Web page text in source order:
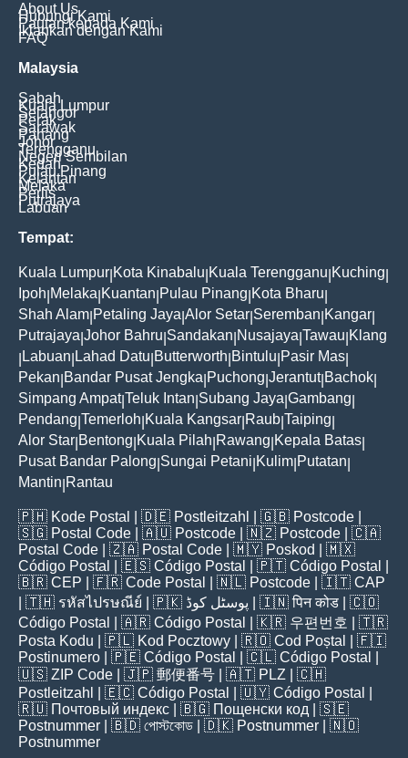
About Us
Hubungi Kami
Pautan kepada Kami
Iklankan dengan Kami
FAQ
Malaysia
Sabah
Kuala Lumpur
Selangor
Perak
Sarawak
Pahang
Johor
Terengganu
Negeri Sembilan
Kedah
Pulau Pinang
Kelantan
Melaka
Perlis
Putrajaya
Labuan
Tempat:
Kuala Lumpur Kota Kinabalu Kuala Terengganu Kuching
Ipoh Melaka Kuantan Pulau Pinang Kota Bharu
Shah Alam Petaling Jaya Alor Setar Seremban Kangar
Putrajaya Johor Bahru Sandakan Nusajaya Tawau Klang
Labuan Lahad Datu Butterworth Bintulu Pasir Mas
Pekan Bandar Pusat Jengka Puchong Jerantut| Bachok
Simpang Ampat|Teluk Intan Subang Jaya Gambang
Pendang Temerloh Kuala Kangsar Raub Taiping
Alor Star Bentong Kuala Pilah Rawang Kepala Batas
Pusat Bandar Palong Sungai Petani Kulim Putatan
Mantin Rantau
🇵🇭 Kode Postal | 🇩🇪 Postleitzahl | 🇬🇧 Postcode
🇸🇬 Postal Code | 🇦🇺 Postcode | 🇳🇿 Postcode | 🇨🇦
Postal Code | 🇿🇦 Postal Code | 🇲🇾 Poskod
| 🇲🇽
Código Postal
| 🇪🇸 Código Postal | 🇵🇹 Código Postal
🇧🇷 CEP | 🇫🇷 Code Postal | 🇳🇱 Postcode | 🇮🇹 CAP
| 🇹🇭 รหัสไปรษณีย์ | 🇵🇰 پوسٹل کوڈ | 🇮🇳पिन कोड | 🇨🇴
Código Postal
| 🇦🇷 Código Postal | 🇰🇷 우편번호
| 🇹🇷
Posta Kodu | 🇵🇱 Kod Pocztowy | 🇷🇴 Cod Poștal
| 🇫🇮
Postinumero | 🇵🇪 Código Postal | 🇨🇱 Código Postal
🇺🇸 ZIP Code | 🇯🇵 郵便番号 | 🇦🇹 PLZ | 🇨🇭
Postleitzahl
| 🇪🇨 Código Postal | 🇺🇾 Código Postal
🇷🇺 Почтовый индекс | 🇧🇬 Пощенски код | 🇸🇪
Postnummer | 🇧🇩 পোস্টকোড | 🇩🇰 Postnummer | 🇳🇴
Postnummer